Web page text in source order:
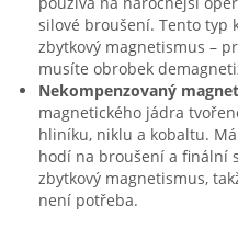
silové broušení. Tento typ
zbytkový magnetismus –
musíte obrobek
Nekompenzovaný
magnetického jádra
hliníku, niklu a kobaltu.
hodí na broušení a finální
zbytkový magnetismus,
není potřeba.